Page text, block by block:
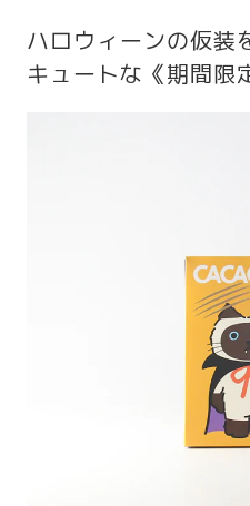
ハロウィーンの仮装
キュートな《期間限